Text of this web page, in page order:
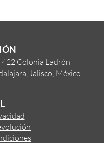
Colonia Ladrón
Jalisco, México